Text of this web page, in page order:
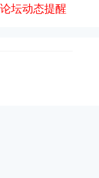
坛动态提醒